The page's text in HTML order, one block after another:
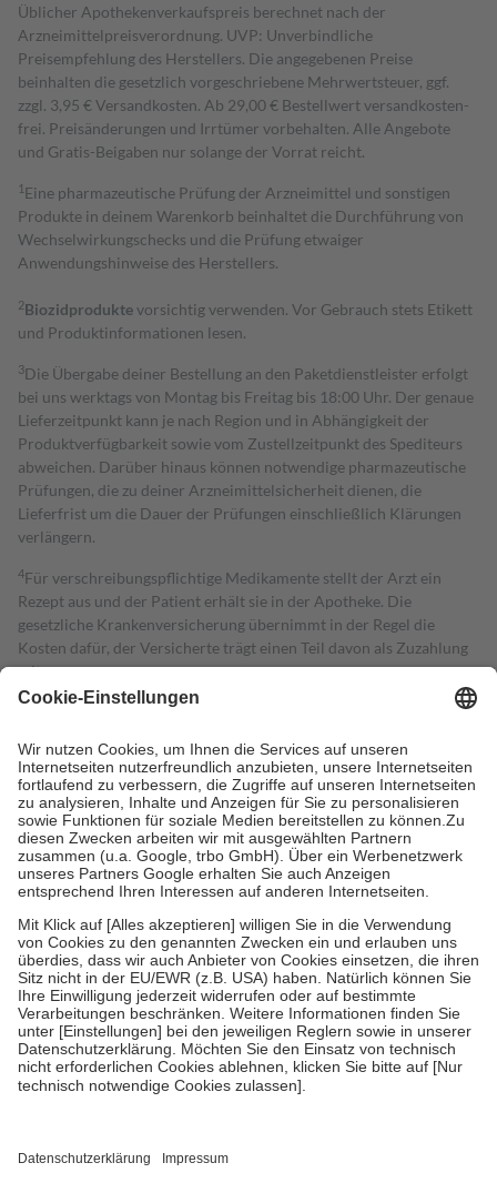
Üblicher Apothekenverkaufspreis berechnet nach der
Arzneimittelpreisverordnung. UVP: Unverbindliche
Preisempfehlung des Herstellers. Die angegebenen Preise
beinhalten die gesetzlich vorgeschriebene Mehrwertsteuer, ggf.
zzgl. 3,95 € Versandkosten. Ab 29,00 € Bestell­wert versand­kosten­
frei. Preisänderungen und Irrtümer vorbehalten. Alle Angebote
und Gratis-Beigaben nur solange der Vorrat reicht.
1 Eine pharmazeutische Prüfung der Arzneimittel und sonstigen
Produkte in deinem Warenkorb beinhaltet die Durchführung von
Wechselwirkungschecks und die Prüfung etwaiger
Anwendungshinweise des Herstellers.
2Biozidproduktevorsichtig verwenden. Vor Gebrauch stets Etikett
und Produktinformationen lesen.
3Die Übergabe deiner Bestellung an den Paketdienstleister erfolgt
bei uns werktags von Montag bis Freitag bis 18:00 Uhr. Der genaue
Lieferzeitpunkt kann je nach Region und in Abhängigkeit der
Produktverfügbarkeit sowie vom Zustellzeitpunkt des Spediteurs
abweichen. Darüber hinaus können notwendige pharmazeutische
Prüfungen, die zu deiner Arzneimittelsicherheit dienen, die
Lieferfrist um die Dauer der Prüfungen einschließlich Klärungen
verlängern.
4Für verschreibungspflichtige Medikamente stellt der Arzt ein
Rezept aus und der Patient erhält sie in der Apotheke. Die
gesetzliche Krankenversicherung übernimmt in der Regel die
Kosten dafür, der Versicherte trägt einen Teil davon als Zuzahlung
mit.
Grundsätzlich leisten Mitglieder Zuzahlungen in Höhe von zehn
höchstens zehn Euro.
Es sind jedoch nie mehr als die tatsächlichen
Kosten der Leistung zu entrichten.
Diese Regeln gelten grundsätzlich auch für Online-Apotheken.
Bei Heilmitteln und häuslicher Krankenpflege beträgt die
Zuzahlung zehn Prozent der Kosten sowie zehn Euro je
Verordnung.
Um das Engagement der Versicherten für ihre eigene Gesundheit zu
stärken und die besondere Stellung der Familie zu unterstützen,
fallenkeine Zuzahlungenan bei:
• Kindern und Jugendlichen bis zum vollendeten 18. Lebensjahr
mit Ausnahme der Fahrkosten
• Untersuchungen zur Vorsorge und Früherkennung, die von der
GKV getragen werden
• empfohlenen Schutzimpfungen
• Harn- und Blutteststreifen
getroffen, um sicherzustellen, dass es sich um echte Bewertungen